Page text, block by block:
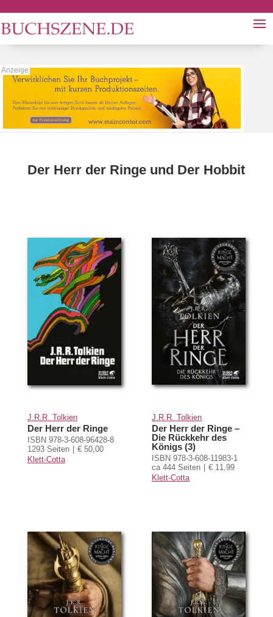
Der Herr der Ringe und Der Hobbit
J.R.R. Tolkien
Der Herr der Ringe
ISBN 978-3-608-96428-8
1293 Seiten
€ 50,00
Klett-Cotta
J.R.R. Tolkien
Der Herr der Ringe –
Die Rückkehr des
Königs (3)
ISBN 978-3-608-11983-1
ca 444 Seiten
€ 11,99
Klett-Cotta